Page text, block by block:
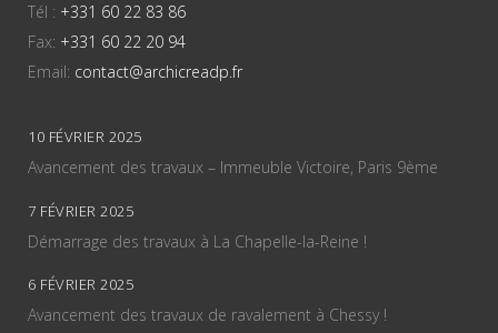
Tél : +331 60 22 83 86
Fax: +331 60 22 20 94
Email: contact@archicreadp.fr
10 FÉVRIER 2025
Avancement des travaux – Immeuble Victoire, Paris 9ème
7 FÉVRIER 2025
Démarrage des travaux à La Chapelle-la-Reine !
6 FÉVRIER 2025
Avancement des travaux de ravalement à Chessy !